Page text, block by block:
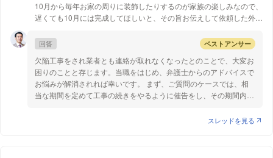
す（民法166条1項1号）。ただし、時効完成前に訴訟等の裁判手続
を行った場合、その手続が終了するまでの間、時効は完成せず（＝
間がリセットされます（＝「時効の更新」）（同法147条1項
告を行うことにより、6か月間時効の完成を先延ばしにすることが
できます（同法150条1項）。この催告の方法に制限はありません
が、催告を行ったことを確実に証拠化するため、配達証明付きの内
容証明郵便により行うことをお勧めします。なお、この方法で時効
10月から毎年お家の周りに装飾したりするのが家族の楽しみなので、
遅くても10月には完成してほしいと、その旨お伝えして依頼した外構
た。
工事内容
既存フェンスの高さを希望の高さにしてほしい。
ウッドデッキ取り付け。
立水栓を高く。
腰高さの花壇作成。
回答 ベストアンサー
欠陥工事をされ業者とも連絡が取れなくなったとのことで、大変お
困りのことと存じます。当職をはじめ、弁護士からのアドバイスで
お悩みが解消されれば幸いです。 まず、ご質問のケースでは、相
当な期間を定めて工事の続きをやるように催告をし、その期間内に
法541条)。そして、その期間内に履行の追完がない時は、代金の減
スレッドを見る